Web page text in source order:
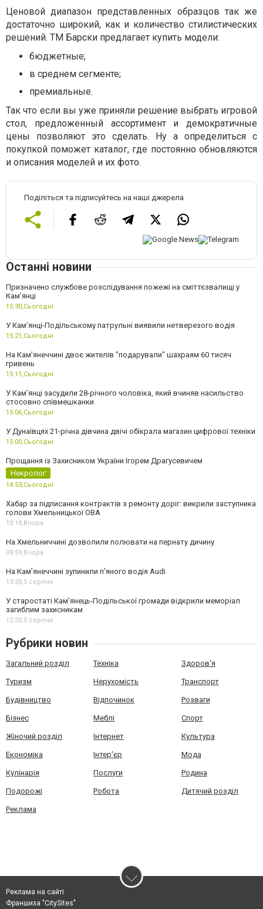
Ценовой диапазон представленных образцов так же
достаточно широкий, как и количество стилистических
решений. ТМ Барски предлагает купить модели:
бюджетные;
в среднем сегменте;
премиальные.
Так что если вы уже приняли решение выбрать игровой
стол, предложенный ассортимент и демократичные
цены позволяют это сделать. Ну а определиться с
покупкой поможет каталог, где постоянно обновляются
и описания моделей и их фото.
Поділіться та підписуйтесь на наші джерела
Останні новини
Призначено службове розслідування пожежі на сміттєзвалищі у
Кам’янці
15:30,Сьогодні
У Кам’янці-Подільському патрульні виявили нетверезого водія
15:21,Сьогодні
На Камʼянеччині двоє жителів "подарували" шахраям 60 тисяч
гривень
15:11,Сьогодні
У Камʼянці засудили 28-річного чоловіка, який вчиняв насильство
стосовно співмешканки
15:06,Сьогодні
У Дунаївцях 21-річна дівчина двічі обікрала магазин цифрової техніки
15:00,Сьогодні
Прощання із Захисником України Ігорем Драгусевичем
Некролог
14:53,Сьогодні
Хабар за підписання контрактів з ремонту доріг: викрили заступника
голови Хмельницької ОВА
10:18,Вчора
На Хмельниччині дозволили полювати на пернату дичину
09:59,Вчора
На Камʼянеччині зупинили п'яного водія Audi
13:20,5 серпня
У старостаті Кам’янець-Подільської громади відкрили меморіал
загиблим захисникам
12:20,5 серпня
Рубрики новин
Загальний розділ Техніка Здоров'я
Туризм Нерухомість Транспорт
Будівництво Відпочинок Розваги
Бізнес Меблі Спорт
Жіночий розділ Інтернет Культура
Економіка Інтер'єр Мода
Кулінарія Послуги Родина
Подорожі Робота Дитячий розділ
Реклама
Реклама на сайті
Франшиза "CitySites"